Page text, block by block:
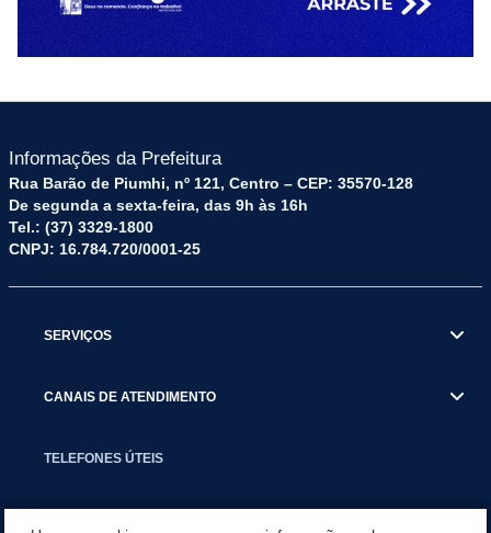
Informações da Prefeitura
Rua Barão de Piumhi, nº 121, Centro – CEP: 35570-128
De segunda a sexta-feira, das 9h às 16h
Tel.: (37) 3329-1800
CNPJ: 16.784.720/0001-25
SERVIÇOS
CANAIS DE ATENDIMENTO
TELEFONES ÚTEIS